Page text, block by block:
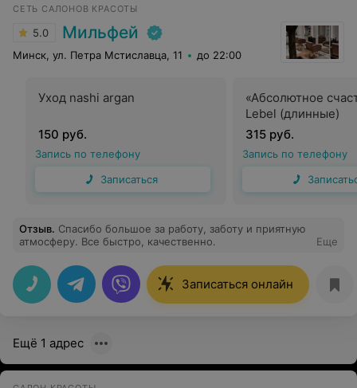
СЕТЬ САЛОНОВ КРАСОТЫ
5.0 Мильфей
Минск, ул. Петра Мстиславца, 11 до 22:00
Уход nashi argan
150 руб.
Запись по телефону
Записаться
«Абсолютное
Lebel (длинные)
315 руб.
Запись по телефону
Отзыв. Спасибо большое за работу, заботу и приятную
атмосферу. Все быстро, качественно.
Еще
Записаться онлайн
Ещё 1 адрес